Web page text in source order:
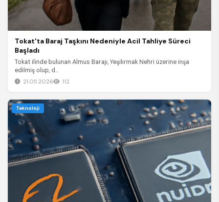
Tokat'ta Baraj Taşkını Nedeniyle Acil Tahliye Süreci
Başladı
Tokat ilinde bulunan Almus Barajı, Yeşilırmak Nehri üzerine inşa
edilmiş olup, d...
21.05.2026 112
Teknoloji